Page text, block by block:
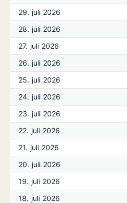
29. juli 2026
28. juli 2026
27. juli 2026
26. juli 2026
25. juli 2026
24. juli 2026
23. juli 2026
22. juli 2026
21. juli 2026
20. juli 2026
19. juli 2026
18. juli 2026